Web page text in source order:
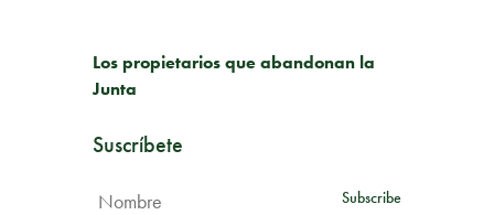
Los propietarios que abandonan la
Junta
Suscríbete